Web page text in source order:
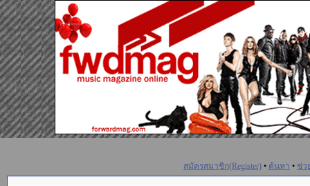
สมัครสมาชิก(Register) • ค้นหา • ช่ว